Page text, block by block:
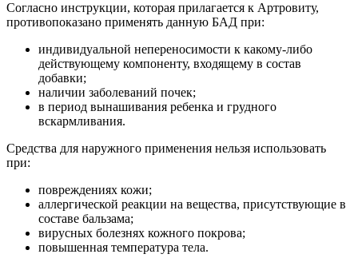
Согласно инструкции, которая прилагается к Артровиту,
противопоказано применять данную БАД при:
индивидуальной непереносимости к какому-либо
действующему компоненту, входящему в состав
добавки;
наличии заболеваний почек;
в период вынашивания ребенка и грудного
вскармливания.
Средства для наружного применения нельзя использовать
при:
повреждениях кожи;
аллергической реакции на вещества, присутствующие в
составе бальзама;
вирусных болезнях кожного покрова;
повышенная температура тела.